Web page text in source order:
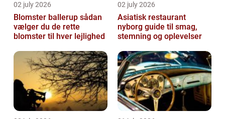
02 july 2026
Blomster ballerup sådan
vælger du de rette
blomster til hver lejlighed
02 july 2026
Asiatisk restaurant
nyborg guide til smag,
stemning og oplevelser